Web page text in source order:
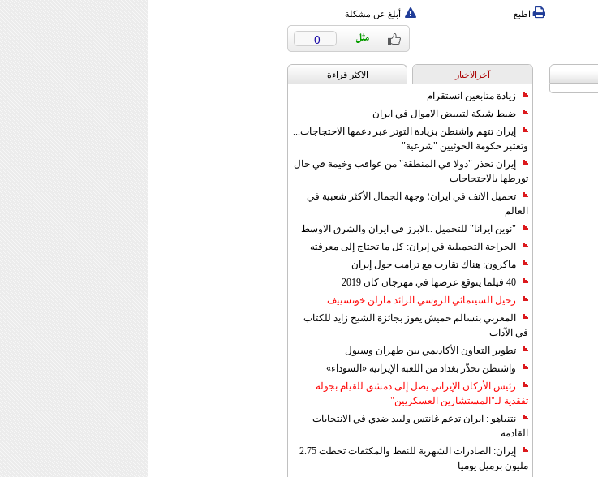
اطبع أبلغ عن مشكلة
0
آخرالاخبار الاکثر قراءة
زيادة متابعين انستقرام
ضبط شبكة لتبييض الاموال في ايران
إيران تتهم واشنطن بزيادة التوتر عبر دعمها الاحتجاجات...
وتعتبر حكومة الحوثيين "شرعية"
إيران تحذر "دولا في المنطقة" من عواقب وخيمة في حال
تورطها بالاحتجاجات
تجميل الانف في ايران؛ وجهة الجمال الأكثر شعبية في
العالم
"نوين ايرانا" للتجميل ..الابرز في ايران والشرق الاوسط
الجراحة التجميلية في إيران: كل ما تحتاج إلى معرفته
ماكرون: هناك تقارب مع ترامب حول إيران
40 فيلما يتوقع عرضها في مهرجان كان 2019
رحيل السينمائي الروسي الرائد مارلن خوتسييف
المغربي بنسالم حميش يفوز بجائزة الشيخ زايد للكتاب
في الآداب
تطوير التعاون الأكاديمي بين طهران وسيول
واشنطن تحذّر بغداد من اللعبة الإيرانية «السوداء»
رئيس الأركان الإيراني يصل إلى دمشق للقيام بجولة
تفقدية لـ"المستشارين العسكريين"
نتنياهو : ايران تدعم غانتس ولبيد ضدي في الانتخابات
القادمة
إيران: الصادرات الشهریة للنفط والمكثفات تخطت 2.75
مليون برميل يوميا